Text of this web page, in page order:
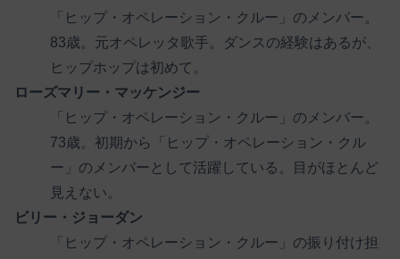
「ヒップ・オペレーション・クルー」のメンバー。
83歳。元オペレッタ歌手。ダンスの経験はあるが、
ヒップホップは初めて。
ローズマリー・マッケンジー
「ヒップ・オペレーション・クルー」のメンバー。
73歳。初期から「ヒップ・オペレーション・クル
ー」のメンバーとして活躍している。目がほとんど
見えない。
ビリー・ジョーダン
「ヒップ・オペレーション・クルー」の振り付け担